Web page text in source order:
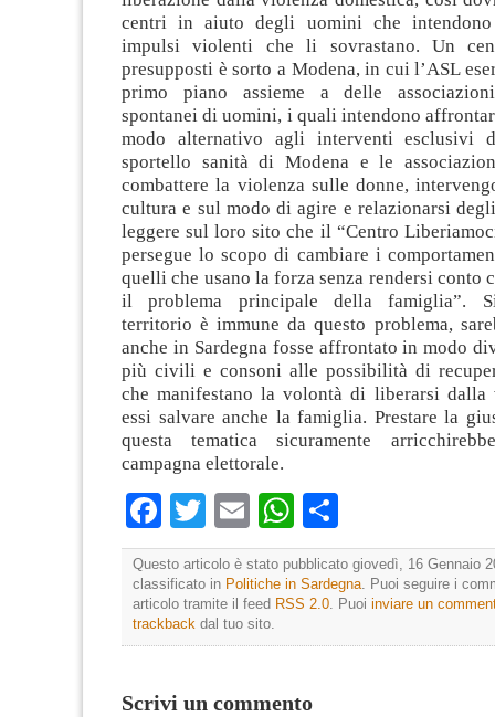
centri in aiuto degli uomini che
impulsi violenti che li sovrastano. Un
presupposti è sorto a Modena, in cui l’ASL
primo piano assieme a delle
spontanei di uomini, i quali intendono
modo alternativo agli interventi esclusivi
sportello sanità di Modena e le
combattere la violenza sulle donne,
cultura e sul modo di agire e relazionarsi
leggere sul loro sito che il “Centro
persegue lo scopo di cambiare i
quelli che usano la forza senza rendersi conto
il problema principale della famiglia”.
territorio è immune da questo problema,
anche in Sardegna fosse affrontato in modo
più civili e consoni alle possibilità di
che manifestano la volontà di liberarsi dalla
essi salvare anche la famiglia. Prestare la
questa tematica sicuramente
campagna elettorale.
Facebook
TwitterEmailWhatsApp
Questo articolo è stato pubblicato giovedì, 16 Gennaio
classificato in Politiche in Sardegna. Puoi seguire i
articolo tramite il feed RSS 2.0. Puoi inviare un
trackback dal tuo sito.
Scrivi un commento